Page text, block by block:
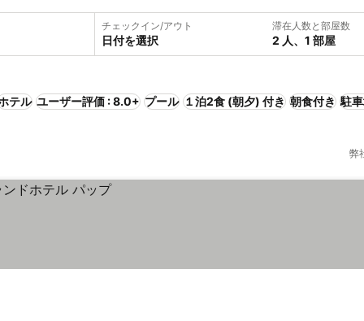
チェックイン/アウト
日付を選択
滞在人数と部屋数
2 人、1 部屋
テル ユーザー評価 : 8.0+ プール １泊2食 (朝夕) 付き 朝食付き 駐
弊